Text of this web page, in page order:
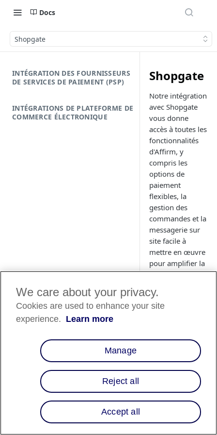
Docs
Shopgate
INTÉGRATION DES FOURNISSEURS
DE SERVICES DE PAIEMENT (PSP)
INTÉGRATIONS DE PLATEFORME DE
COMMERCE ÉLECTRONIQUE
Shopgate
Notre intégration
avec Shopgate
vous donne
accès à toutes les
fonctionnalités
d'Affirm, y
compris les
options de
paiement
flexibles, la
gestion des
commandes et la
messagerie sur
site facile à
mettre en œuvre
pour amplifier la
sensibilisation et
des pays
Liste des pays
We care about your privacy.
Cookies are used to enhance your site
experience. Learn more
Manage
Reject all
Accept all